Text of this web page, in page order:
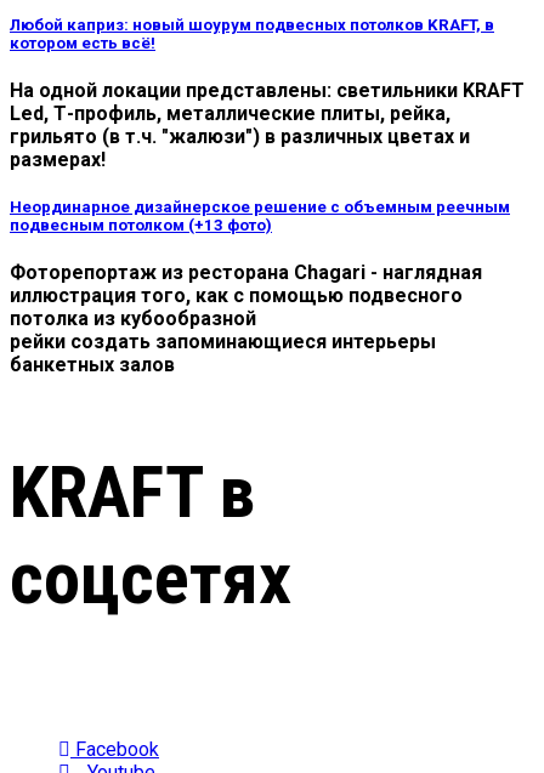
Любой каприз: новый шоурум подвесных потолков KRAFT, в
котором есть всё!
На одной локации представлены: светильники KRAFT
Led, Т-профиль, металлические плиты, рейка,
грильято (в т.ч. "жалюзи") в различных цветах и
размерах!
Неординарное дизайнерское решение с объемным реечным
подвесным потолком (+13 фото)
Фоторепортаж из ресторана Chagari - наглядная
иллюстрация того, как с помощью подвесного
потолка из кубообразной
рейки создать запоминающиеся интерьеры
банкетных залов
KRAFT в
соцсетях
Facebook